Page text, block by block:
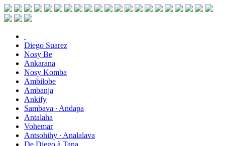
Diego Suarez
Nosy Be
Ankarana
Nosy Komba
Ambilobe
Ambanja
Ankify
Sambava ∙ Andapa
Antalaha
Vohemar
Antsohihy ∙ Analalava
De Diego à Tana